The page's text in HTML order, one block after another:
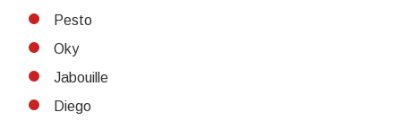
Pesto
Oky
Jabouille
Diego